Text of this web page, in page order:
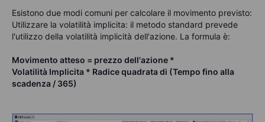
Esistono due modi comuni per calcolare il movimento previsto:
Utilizzare la volatilità implicita: il metodo standard prevede
l'utilizzo della volatilità implicità dell'azione. La formula è:
Movimento atteso = prezzo dell'azione *
Volatilità Implicita * Radice quadrata di (Tempo fino alla
scadenza / 365)